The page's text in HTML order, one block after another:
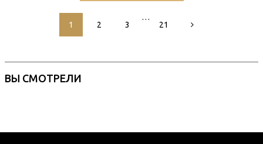
1 2 3
…
21
ВЫ СМОТРЕЛИ